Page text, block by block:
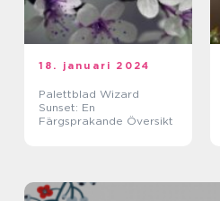
18. januari 2024
Palettblad Wizard
Sunset: En
Färgsprakande Översikt